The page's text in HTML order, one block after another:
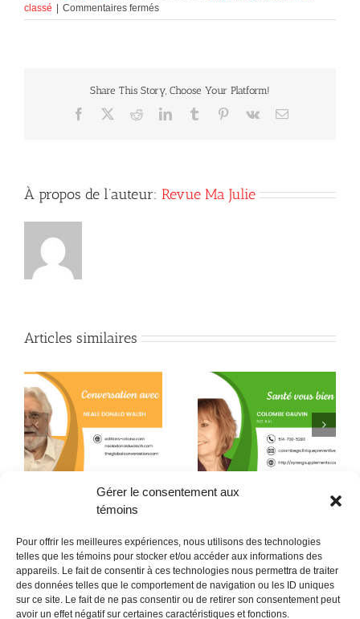
Gérer le consentement aux
témoins
Pour offrir les meilleures expériences, nous utilisons des technologies
telles que les témoins pour stocker et/ou accéder aux informations des
appareils. Le fait de consentir à ces technologies nous permettra de traiter
des données telles que le comportement de navigation ou les ID uniques
sur ce site. Le fait de ne pas consentir ou de retirer son consentement peut
avoir un effet négatif sur certaines caractéristiques et fonctions.
classé | Commentaires ferméssur
Le
Share This Story, Choose Your Platform!
Facebook RedditLinkedInTumblr Pinterest
Vk Courriel
À propos de l’auteur: Revue Ma Julie
Articles similaires
La L-théanine contre le
stress
Quand la conscience
fait son chemin jusque
dans l’assiette !
POLITIQUE CONFIDENTIALITÉES